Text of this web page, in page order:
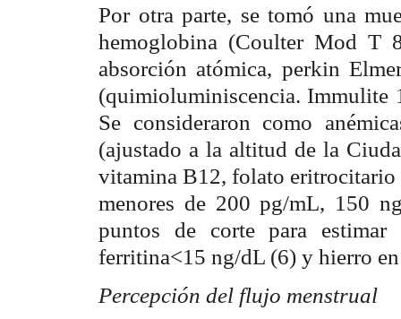
Por otra parte, se tomó una
hemoglobina (Coulter Mod T
absorción atómica, perkin
(quimioluminiscencia. Immulite
Se consideraron como
(ajustado a la altitud de la
vitamina B12, folato eritrocitario
menores de 200 pg/mL, 150
puntos de corte para
ferritina<15 ng/dL (6) y hierro
Percepción del flujo menstrual